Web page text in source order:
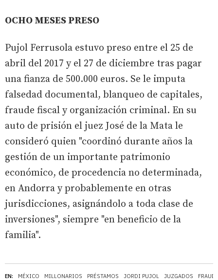
EN: MÉXICO MILLONARIOS PRÉSTAMOS JORDI PUJOL JUZGADOS
OCHO MESES PRESO
Pujol Ferrusola estuvo preso entre el 25 de
abril del 2017 y el 27 de diciembre tras pagar
una fianza de 500.000 euros. Se le imputa
falsedad documental, blanqueo de capitales,
fraude fiscal y organización criminal. En su
auto de prisión el juez José de la Mata le
consideró quien "coordinó durante años la
gestión de un importante patrimonio
económico, de procedencia no determinada,
en Andorra y probablemente en otras
jurisdicciones, asignándolo a toda clase de
inversiones", siempre "en beneficio de la
familia".